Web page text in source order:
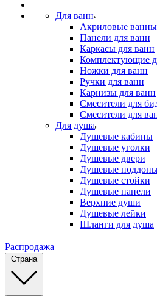
Для ванн
Акриловые ванны
Панели для ванн
Каркасы для ванн
Комплектующие
Ножки для ванн
Ручки для ванн
Карнизы для ванн
Смесители для
Смесители для
Для душа
Душевые кабины
Душевые уголки
Душевые двери
Душевые
Душевые стойки
Душевые панели
Верхние души
Душевые лейки
Шланги для душа
Распродажа
Страна